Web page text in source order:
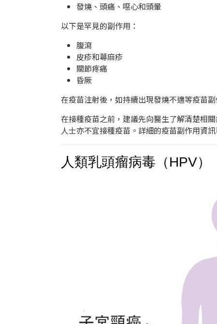
發燒、頭痛、噁心和頭暈
以下是罕見的副作用：
腹瀉
皮疹和蕁麻疹
關節疼痛
昏厥
在疫苗注射後，如持續出現發燒不適等疫苗
在接種疫苗之前，建議先向醫生了解清楚相
人士亦不宜接種疫苗。詳細的疫苗副作用資
人類乳頭瘤病毒（HPV）